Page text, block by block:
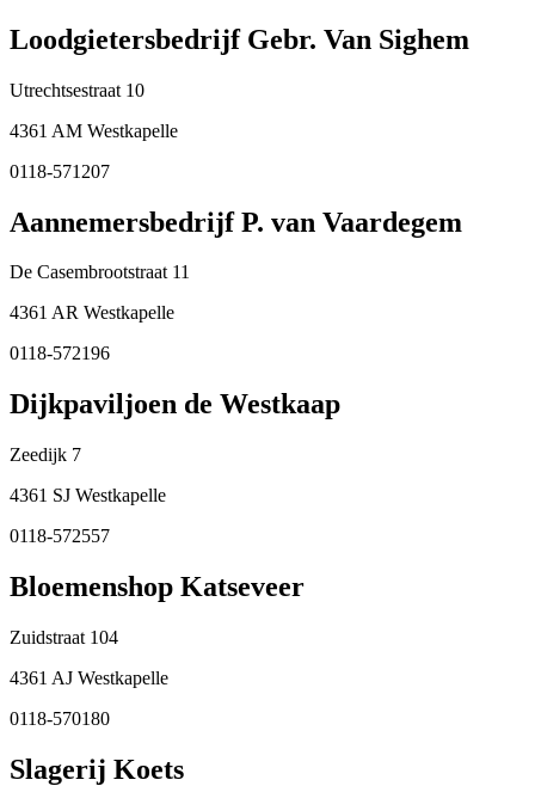
Loodgietersbedrijf Gebr. Van Sighem
Utrechtsestraat 10
4361 AM Westkapelle
0118-571207
Aannemersbedrijf P. van Vaardegem
De Casembrootstraat 11
4361 AR Westkapelle
0118-572196
Dijkpaviljoen de Westkaap
Zeedijk 7
4361 SJ Westkapelle
0118-572557
Bloemenshop Katseveer
Zuidstraat 104
4361 AJ Westkapelle
0118-570180
Slagerij Koets